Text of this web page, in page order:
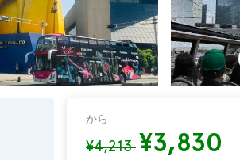
から
¥4,213¥3,830